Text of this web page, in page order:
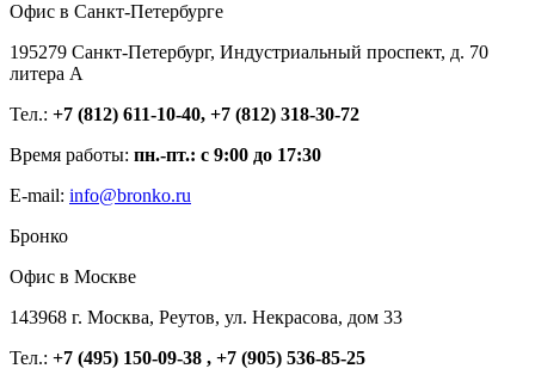
Офис в Санкт-Петербурге
195279 Санкт-Петербург, Индустриальный проспект, д. 70
литера А
Тел.: +7 (812) 611-10-40, +7 (812) 318-30-72
Время работы: пн.-пт.: с 9:00 до 17:30
E-mail: info@bronko.ru
Бронко
Офис в Москве
143968 г. Москва, Реутов, ул. Некрасова, дом 33
Тел.: +7 (495) 150-09-38 , +7 (905) 536-85-25